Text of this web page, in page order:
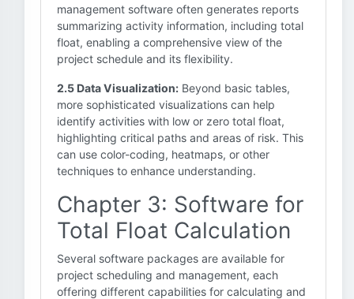
management software often generates reports
summarizing activity information, including total
float, enabling a comprehensive view of the
project schedule and its flexibility.
2.5 Data Visualization: Beyond basic tables,
more sophisticated visualizations can help
identify activities with low or zero total float,
highlighting critical paths and areas of risk. This
can use color-coding, heatmaps, or other
techniques to enhance understanding.
Chapter 3: Software for
Total Float Calculation
Several software packages are available for
project scheduling and management, each
offering different capabilities for calculating and